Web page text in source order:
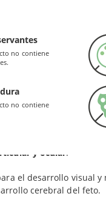
proceso en el que no se
Douglas Laboratories
que incluye vitamina
no solo favorecen el
y ocular.
el desarrollo visual
cerebral del feto.
y extracto de romero.
no contiene
no contiene